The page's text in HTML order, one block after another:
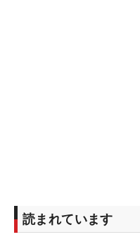
読まれています